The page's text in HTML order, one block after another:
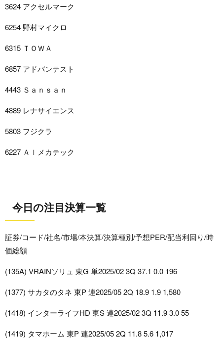
3624 アクセルマーク
6254 野村マイクロ
6315 ＴＯＷＡ
6857 アドバンテスト
4443 Ｓａｎｓａｎ
4889 レナサイエンス
5803 フジクラ
6227 ＡＩメカテック
今日の注目決算一覧
証券/コード/社名/市場/本決算/決算種別/予想PER/配当利回り/時
価総額
(135A) VRAINソリュ 東G 単2025/02 3Q 37.1 0.0 196
(1377) サカタのタネ 東P 連2025/05 2Q 18.9 1.9 1,580
(1418) インターライフHD 東S 連2025/02 3Q 11.9 3.0 55
(1419) タマホーム 東P 連2025/05 2Q 11.8 5.6 1,017